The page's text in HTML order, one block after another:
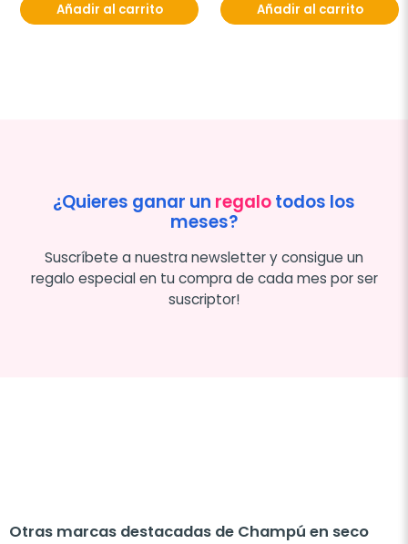
Añadir al carrito Añadir al carrito
¿Quieres ganar un regalotodos los
meses?
Suscríbete a nuestra newsletter y consigue un
regalo especial en tu compra de cada mes por ser
suscriptor!
Otras marcas destacadas de Champú en seco